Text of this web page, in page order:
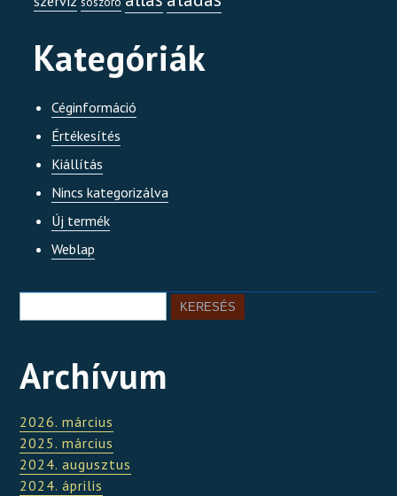
Kategóriák
Céginformáció
Értékesítés
Kiállítás
Nincs kategorizálva
Új termék
Weblap
Archívum
2026. március
2025. március
2024. augusztus
2024. április